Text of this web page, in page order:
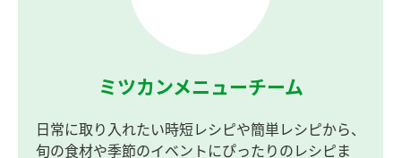
ミツカンメニューチーム
日常に取り入れたい時短レシピや簡単レシピから、
旬の食材や季節のイベントにぴったりのレシピま